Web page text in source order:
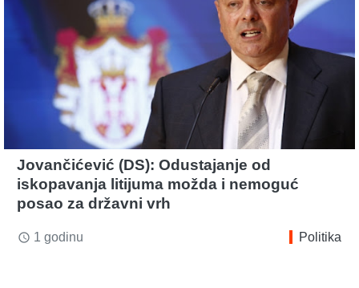
Jovančićević (DS): Odustajanje od
iskopavanja litijuma možda i nemoguć
posao za državni vrh
access_time 1 godinu Politika